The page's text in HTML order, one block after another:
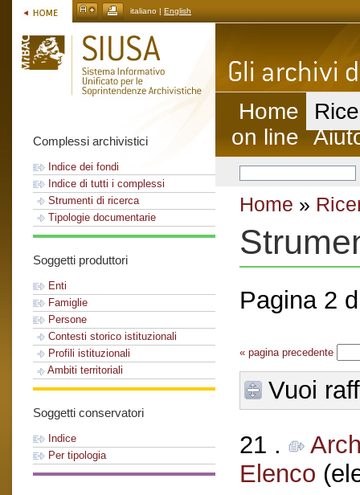
italiano | English
Complessi archivistici
Indice dei fondi
Indice di tutti i complessi
Strumenti di ricerca
Tipologie documentarie
Soggetti produttori
Enti
Famiglie
Persone
Contesti storico istituzionali
Profili istituzionali
Ambiti territoriali
Soggetti conservatori
Indice
Per tipologia
Home
on line
Home »
Pagina 2
« pagina precedente
Vuoi
21 .
Elenco